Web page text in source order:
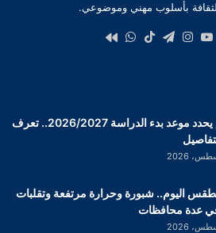
بأسلوب مهني وموضوعي.
‫X
‫YouTube
انستقرام
تيلقرام‫TikTokواتساب
التعليم يحدد موعد بدء الدراسة 2026/2027.. تعرف
اليوم.. شبورة وحرارة مرتفعة وتقلبات
عدة محافظات